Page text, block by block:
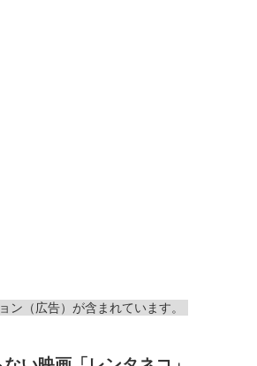
ン（広告）が含まれています。